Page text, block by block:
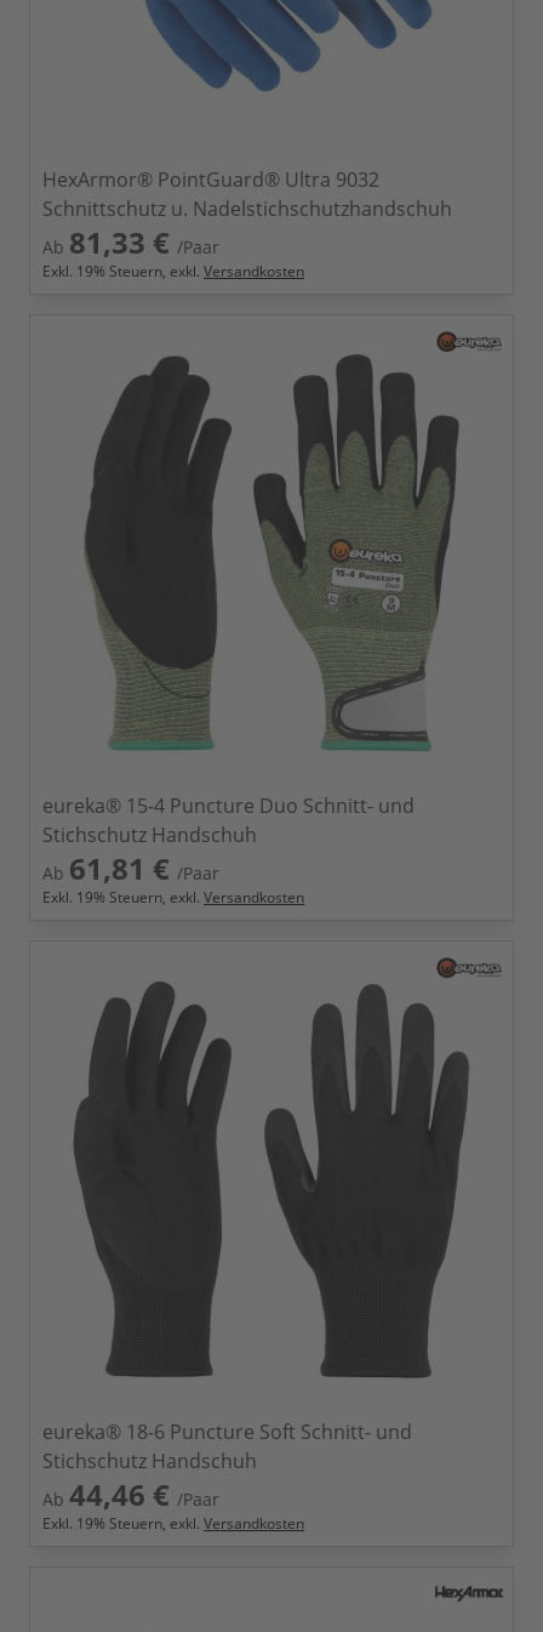
HexArmor® PointGuard® Ultra 9032
Schnittschutz u. Nadelstichschutzhandschuh
Ab 81,33 € /Paar
Exkl. 19% Steuern, exkl. Versandkosten
eureka® 15-4 Puncture Duo Schnitt- und
Stichschutz Handschuh
Ab 61,81 € /Paar
Exkl. 19% Steuern, exkl. Versandkosten
eureka® 18-6 Puncture Soft Schnitt- und
Stichschutz Handschuh
Ab 44,46 € /Paar
Exkl. 19% Steuern, exkl. Versandkosten